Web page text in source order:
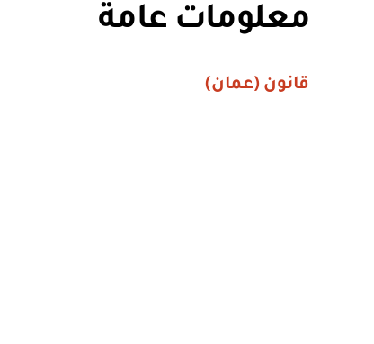
معلومات عامة
قانون (عمان)